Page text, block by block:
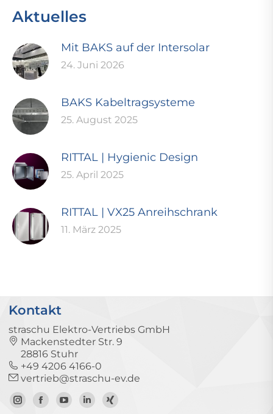
Aktuelles
Mit BAKS auf der Intersolar
24. Juni 2026
BAKS Kabeltragsysteme
25. August 2025
RITTAL | Hygienic Design
25. April 2025
RITTAL | VX25 Anreihschrank
11. März 2025
Kontakt
straschu Elektro-Vertriebs GmbH
Mackenstedter Str. 9
28816 Stuhr
+49 4206 4166-0
vertrieb@straschu-ev.de
ZumZur
ZumZumZum